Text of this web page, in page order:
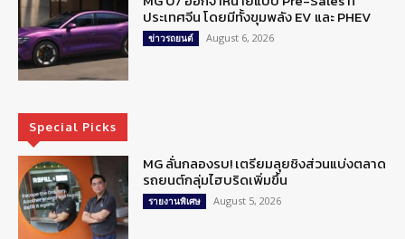
ประเทศจีน โดยมีทั้งขุมพลัง EV และ PHEV
ข่าวรถยนต์ August 6, 2026
Special Picks
MG ลั่นกลองรบ! เตรียมลุยชิงส่วนแบ่งตลาด
รถยนต์กลุ่มไฮบริดเพิ่มขึ้น
รายงานพิเศษ August 5, 2026